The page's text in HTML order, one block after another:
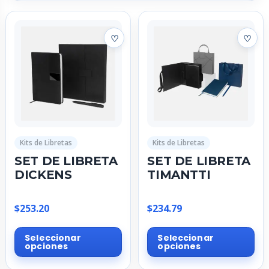
Kits de Libretas
SET DE LIBRETA
DICKENS
$253.20
Seleccionar
opciones
Este
producto
Kits de Libretas
SET DE LIBRETA
TIMANTTI
$234.79
Seleccionar
opciones